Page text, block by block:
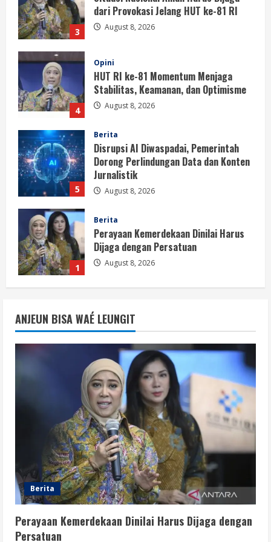
3
dari Provokasi Jelang HUT ke-81 RI
August 8, 2026
4
Opini
HUT RI ke-81 Momentum Menjaga
Stabilitas, Keamanan, dan Optimisme
August 8, 2026
5
Berita
Disrupsi AI Diwaspadai, Pemerintah
Dorong Perlindungan Data dan Konten
Jurnalistik
August 8, 2026
1
Berita
Perayaan Kemerdekaan Dinilai Harus
Dijaga dengan Persatuan
August 8, 2026
2
Situasi Nasional Aman, Publik Diminta
Waspadai Provokasi Jelang HUT RI
August 8, 2026
3
Opini
Situasi Nasional Aman Harus Dijaga
dari Provokasi Jelang HUT ke-81 RI
August 8, 2026
4
Opini
HUT RI ke-81 Momentum Menjaga
Stabilitas, Keamanan, dan Optimisme
August 8, 2026
Berita
ANJEUN BISA WAÉ LEUNGIT
Berita
Perayaan Kemerdekaan Dinilai Harus Dijaga dengan
Persatuan